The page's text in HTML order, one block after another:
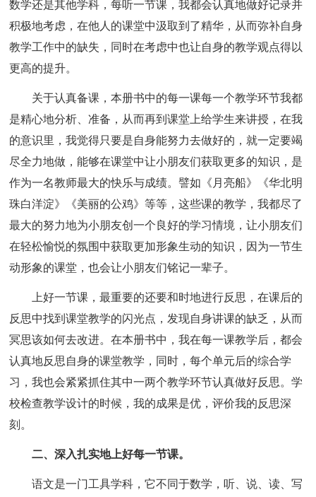
数学还是其他学科，每听一节课，我都会认真地做好记录并
积极地考虑，在他人的课堂中汲取到了精华，从而弥补自身
教学工作中的缺失，同时在考虑中也让自身的教学观点得以
更高的提升。
关于认真备课，本册书中的每一课每一个教学环节我都
是精心地分析、准备，从而再到课堂上给学生来讲授，在我
的意识里，我觉得只要是自身能努力去做好的，就一定要竭
尽全力地做，能够在课堂中让小朋友们获取更多的知识，是
作为一名教师最大的快乐与成绩。譬如《月亮船》《华北明
珠白洋淀》《美丽的公鸡》等等，这些课的教学，我都尽了
最大的努力地为小朋友创一个良好的学习情境，让小朋友们
在轻松愉悦的氛围中获取更加形象生动的知识，因为一节生
动形象的课堂，也会让小朋友们铭记一辈子。
上好一节课，最重要的还要和时地进行反思，在课后的
反思中找到课堂教学的闪光点，发现自身讲课的缺乏，从而
冥思该如何去改进。在本册书中，我在每一课教学后，都会
认真地反思自身的课堂教学，同时，每个单元后的综合学
习，我也会紧紧抓住其中一两个教学环节认真做好反思。学
校检查教学设计的时候，我的成果是优，评价我的反思深
刻。
二、深入扎实地上好每一节课。
语文是一门工具学科，它不同于数学，听、说、读、写